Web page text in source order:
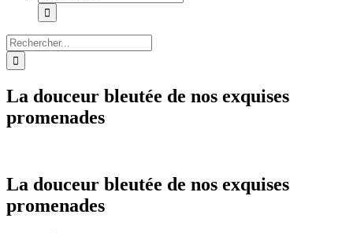
Rechercher:
La douceur bleutée de nos exquises
promenades
La douceur bleutée de nos exquises
promenades